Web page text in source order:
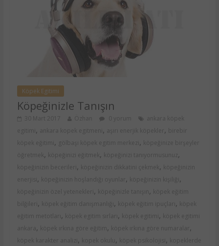
Köpek Egitimi
Köpeğinizle Tanışın
30 Mart 2017 Özhan 0 yorum
ankara köpek
egitimi , ankara kopek egitmeni , aşırı enerjik köpekler , birebir
köpek eğitimi , gölbaşı köpek egitim merkezi ,
köpeğinize birşeyler
öğretmek , köpeğinizi eğitmek , köpeğinizi tanıyormusunuz ,
köpeğinizin becerileri , köpeğinizin dikkatini çekmek ,
köpeğinizin
enerjisi , köpeğinizin hoşlandığı oyunlar , köpeğinizin kişiliği ,
köpeğinizin özel yetenekleri , köpeğinizle tanışın ,
köpek eğitim
bilğileri , köpek eğitim danışmanlığı , köpek eğitim ipuçları ,
köpek
eğitim metotları , köpek egitim sırları , köpek egitimi ,
köpek egitimi
ankara , köpek ırkına göre eğitim , köpek ırkına göre numaralar ,
köpek karakter analizi , kopek okulu , köpek psikolojisi ,
kopeklerde